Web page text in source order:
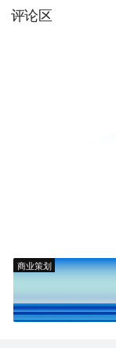
评论区
商业策划